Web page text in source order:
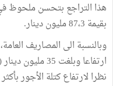
هذا التراجع بتحسن ملحوظ
بقيمة 87،3 مليون دينار.
وبالنسبة الى المصاريف